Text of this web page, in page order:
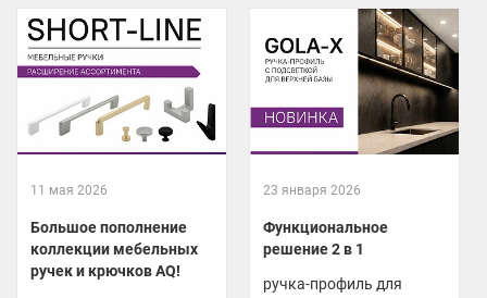
11 мая 2026
Большое пополнение
коллекции мебельных
ручек и крючков AQ!
23 января 2026
Функциональное
решение 2 в 1
ручка-профиль для